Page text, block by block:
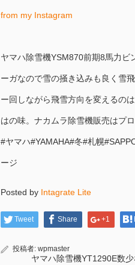
from my Instagram
ヤマハ除雪機YSM870前期8馬力ビ
ーガなので雪の掻き込みも良く雪
ー回しながら飛雪方向を変えるの
はの味。ナカムラ除雪機販売はプ
#ヤマハ#YAMAHA#冬#札幌
ージ
Posted by Intagrate Lite
Tweet Share +1
投稿者: wpmaster
ヤマハ除雪機YT1290E数